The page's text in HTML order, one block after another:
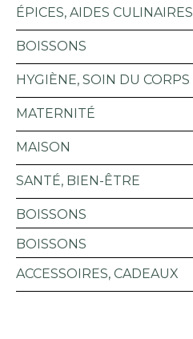
ÉPICES, AIDES CULINAIRES
BOISSONS
HYGIÈNE, SOIN DU CORPS
MATERNITÉ
MAISON
SANTÉ, BIEN-ÊTRE
BOISSONS
BOISSONS
ACCESSOIRES, CADEAUX